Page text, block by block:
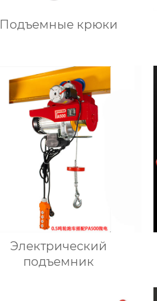
Подъемные крюки
Электрический
подъемник